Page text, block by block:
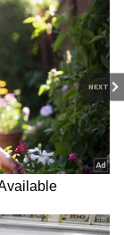
NEXT